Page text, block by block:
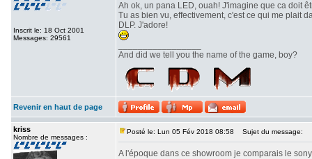
Inscrit le: 18 Oct 2001
Messages: 29561
Ah ok, un pana LED, ouah! J'imagine que ca doit
Tu as bien vu, effectivement, c'est ce qui me plait
DLP. J'adore!
And did we tell you the name of the game, boy?
Revenir en haut de page
kriss
Nombre de messages :
Posté le: Lun 05 Fév 2018 08:58 Sujet du message:
A l'époque dans ce showroom je comparais le